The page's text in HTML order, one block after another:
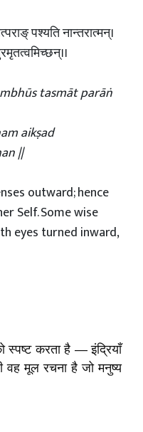
पश्यति नान्तरात्मन्।
tasmāt parāṅ
aikṣad
||
outward; hence
Self. Some wise
eyes turned inward,
स्पष्ट करता है — इंद्रियाँ
वह मूल रचना है जो मनुष्य